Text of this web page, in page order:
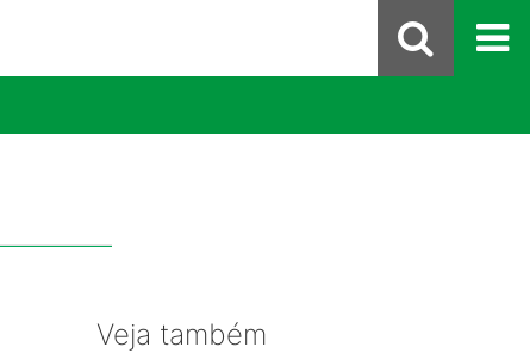
Veja também